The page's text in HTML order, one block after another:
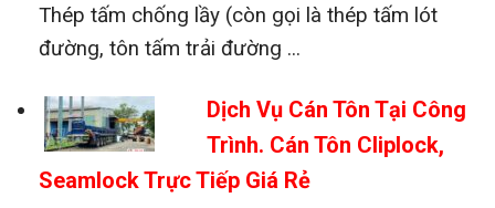
Thép tấm chống lầy (còn gọi là thép tấm lót
đường, tôn tấm trải đường ...
Dịch Vụ Cán Tôn Tại Công
Trình. Cán Tôn Cliplock,
Seamlock Trực Tiếp Giá Rẻ